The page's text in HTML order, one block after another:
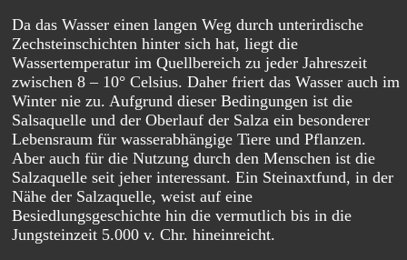
Da das Wasser einen langen Weg durch unterirdische
Zechsteinschichten hinter sich hat, liegt die
Wassertemperatur im Quellbereich zu jeder Jahreszeit
zwischen 8 – 10° Celsius. Daher friert das Wasser auch im
Winter nie zu. Aufgrund dieser Bedingungen ist die
Salsaquelle und der Oberlauf der Salza ein besonderer
Lebensraum für wasserabhängige Tiere und Pflanzen.
Aber auch für die Nutzung durch den Menschen ist die
Salzaquelle seit jeher interessant. Ein Steinaxtfund, in der
Nähe der Salzaquelle, weist auf eine
Besiedlungsgeschichte hin die vermutlich bis in die
Jungsteinzeit 5.000 v. Chr. hineinreicht.